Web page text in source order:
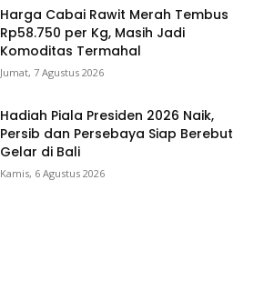
Harga Cabai Rawit Merah Tembus
Rp58.750 per Kg, Masih Jadi
Komoditas Termahal
Jumat, 7 Agustus 2026
Hadiah Piala Presiden 2026 Naik,
Persib dan Persebaya Siap Berebut
Gelar di Bali
Kamis, 6 Agustus 2026